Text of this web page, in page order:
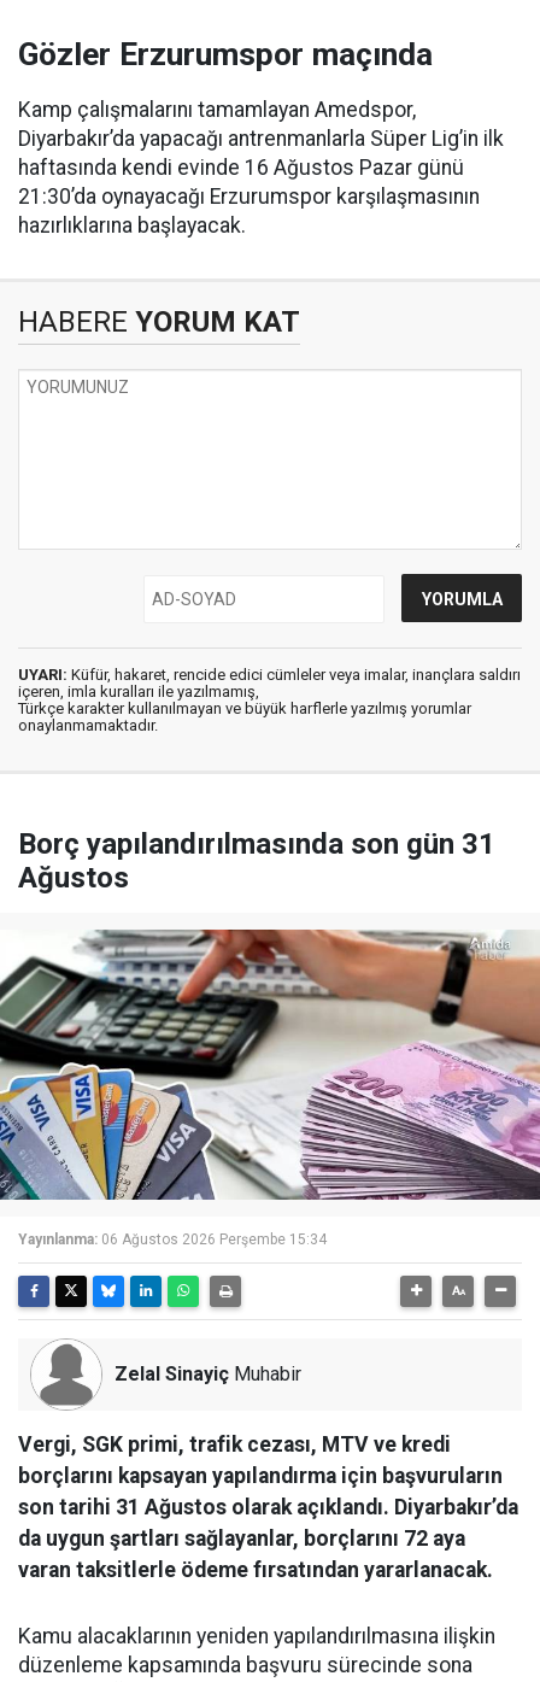
Gözler Erzurumspor maçında
Kamp çalışmalarını tamamlayan Amedspor,
Diyarbakır’da yapacağı antrenmanlarla Süper Lig’in ilk
haftasında kendi evinde 16 Ağustos Pazar günü
21:30’da oynayacağı Erzurumspor karşılaşmasının
hazırlıklarına başlayacak.
HABERE YORUM KAT
UYARI: Küfür, hakaret, rencide edici cümleler veya imalar, inançlara saldırı
içeren, imla kuralları ile yazılmamış,
Türkçe karakter kullanılmayan ve büyük harflerle yazılmış yorumlar
onaylanmamaktadır.
Borç yapılandırılmasında son gün 31
Ağustos
Yayınlanma: 06 Ağustos 2026 Perşembe 15:34
Zelal Sinayiç Muhabir
Vergi, SGK primi, trafik cezası, MTV ve kredi
borçlarını kapsayan yapılandırma için başvuruların
son tarihi 31 Ağustos olarak açıklandı. Diyarbakır’da
da uygun şartları sağlayanlar, borçlarını 72 aya
varan taksitlerle ödeme fırsatından yararlanacak.
Kamu alacaklarının yeniden yapılandırılmasına ilişkin
düzenleme kapsamında başvuru sürecinde sona